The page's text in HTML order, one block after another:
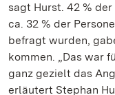
sagt Hurst. 42 %
ca. 32 % der
befragt wurden,
kommen. „Das war
ganz gezielt das
erläutert Stephan